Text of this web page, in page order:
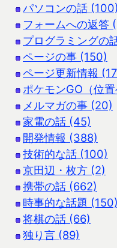
パソコンの話 (100)
フォームへの返答
プログラミングの
ページの事 (150)
ページ更新情報
ポケモンGO（位
メルマガの事 (20)
家電の話 (45)
開発情報 (388)
技術的な話 (100)
京田辺・枚方 (2)
携帯の話 (662)
時事的な話題 (150)
将棋の話 (66)
独り言 (89)